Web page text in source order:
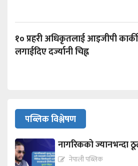
१० प्रहरी अधिकृतलाई आइजीपी
लगाईदिए दर्ज्यानी चिह्न
पब्लिक विश्लेषण
नागरिकको ज्यानभन्दा
नेपाली पब्लिक